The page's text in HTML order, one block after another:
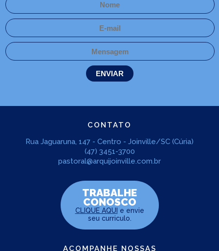
CONTATO
Rua Jaguaruna, 147 - Centro - Joinville/SC (Cúria)
(47) 3451-3700
pastoral@arquijoinville.com.br
TRABALHE
CONOSCO
CLIQUE AQUI e envie
seu curriculo.
ACOMPANHE NOSSAS